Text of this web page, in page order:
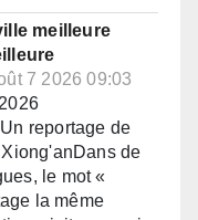
meilleure
7 2026 09:03
reportage de
de
le mot «
la même